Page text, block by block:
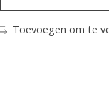
Toevoegen om te